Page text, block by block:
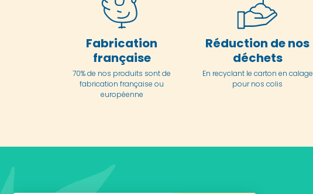
Fabrication
française
70% de nos produits sont de
fabrication française ou
européenne
Réduction de nos
déchets
En recyclant le carton en calage
pour nos colis